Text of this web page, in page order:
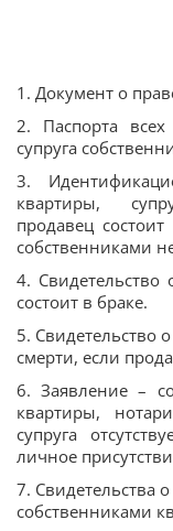
1. Документ о
2. Паспорта всех
супруга
3.
квартиры,
продавец
собственниками
4. Свидетельство
состоит в браке.
5. Свидетельство
смерти, если
6. Заявление –
квартиры,
супруга
личное
7. Свидетельства
собственниками